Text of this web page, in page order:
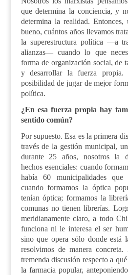
que determina la conciencia, y
determina la realidad.
bueno, cuántos años llevamos
la superestructura política —a
alianzas— cuando lo que
forma de organización social, de
y desarrollar la fuerza
posibilidad de jugar de mejor
política.
¿En esa fuerza propia hay
sentido común?
Por supuesto. Esa es la primera
través de la gestión municipal,
durante 25 años, nosotros la
hechos esenciales: cuando
había 60 municipalidades que
cuando formamos la óptica
tenían óptica; formamos la
comunas no tienen librerías.
meridianamente claro, a todo
funciona ni le interesa el ser
sino que opera sólo donde está
resolvimos de manera
tremenda discusión respecto a
la farmacia popular,